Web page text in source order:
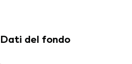
Dati del fondo